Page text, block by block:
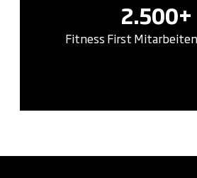
2.500+
Fitness First